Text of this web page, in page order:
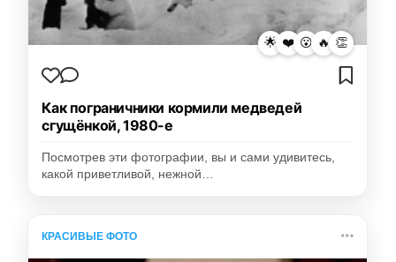
🌟 ❤️ 😮 🔥 👏
Как пограничники кормили медведей
сгущёнкой, 1980-е
Посмотрев эти фотографии, вы и сами удивитесь,
какой приветливой, нежной…
КРАСИВЫЕ ФОТО